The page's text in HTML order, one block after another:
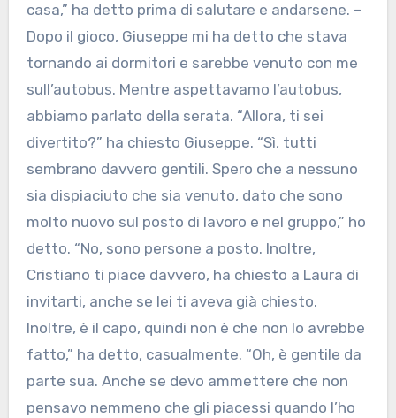
casa,” ha detto prima di salutare e andarsene. –
Dopo il gioco, Giuseppe mi ha detto che stava
tornando ai dormitori e sarebbe venuto con me
sull’autobus. Mentre aspettavamo l’autobus,
abbiamo parlato della serata. “Allora, ti sei
divertito?” ha chiesto Giuseppe. “Sì, tutti
sembrano davvero gentili. Spero che a nessuno
sia dispiaciuto che sia venuto, dato che sono
molto nuovo sul posto di lavoro e nel gruppo,” ho
detto. “No, sono persone a posto. Inoltre,
Cristiano ti piace davvero, ha chiesto a Laura di
invitarti, anche se lei ti aveva già chiesto.
Inoltre, è il capo, quindi non è che non lo avrebbe
fatto,” ha detto, casualmente. “Oh, è gentile da
parte sua. Anche se devo ammettere che non
pensavo nemmeno che gli piacessi quando l’ho